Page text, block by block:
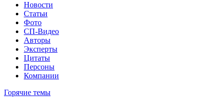
Новости
Статьи
Фото
СП-Видео
Авторы
Эксперты
Цитаты
Персоны
Компании
Горячие темы